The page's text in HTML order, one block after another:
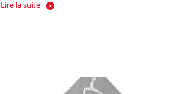
Lire la suite